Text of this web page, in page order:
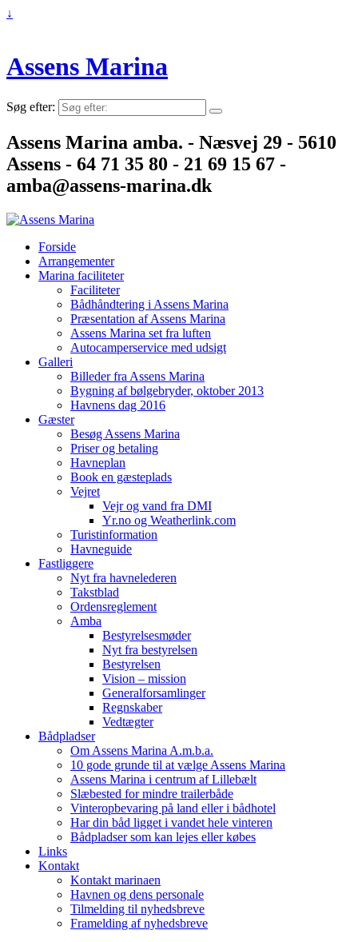
↓
Assens Marina
Søg efter:
Assens Marina amba. - Næsvej 29 - 5610
Assens - 64 71 35 80 - 21 69 15 67 -
amba@assens-marina.dk
Forside
Arrangementer
Marina faciliteter
Faciliteter
Bådhåndtering i Assens Marina
Præsentation af Assens Marina
Assens Marina set fra luften
Autocamperservice med udsigt
Galleri
Billeder fra Assens Marina
Bygning af bølgebryder, oktober 2013
Havnens dag 2016
Gæster
Besøg Assens Marina
Priser og betaling
Havneplan
Book en gæsteplads
Vejret
Vejr og vand fra DMI
Yr.no og Weatherlink.com
Turistinformation
Havneguide
Fastliggere
Nyt fra havnelederen
Takstblad
Ordensreglement
Amba
Bestyrelsesmøder
Nyt fra bestyrelsen
Bestyrelsen
Vision – mission
Generalforsamlinger
Regnskaber
Vedtægter
Bådpladser
Om Assens Marina A.m.b.a.
10 gode grunde til at vælge Assens Marina
Assens Marina i centrum af Lillebælt
Slæbested for mindre trailerbåde
Vinteropbevaring på land eller i bådhotel
Har din båd ligget i vandet hele vinteren
Bådpladser som kan lejes eller købes
Links
Kontakt
Kontakt marinaen
Havnen og dens personale
Tilmelding til nyhedsbreve
Framelding af nyhedsbreve